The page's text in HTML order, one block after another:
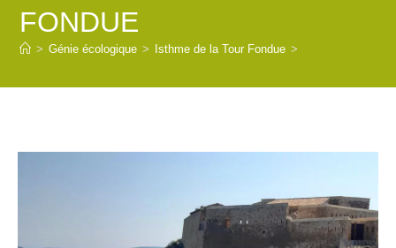
FONDUE
> Génie écologique > Isthme de la Tour Fondue >